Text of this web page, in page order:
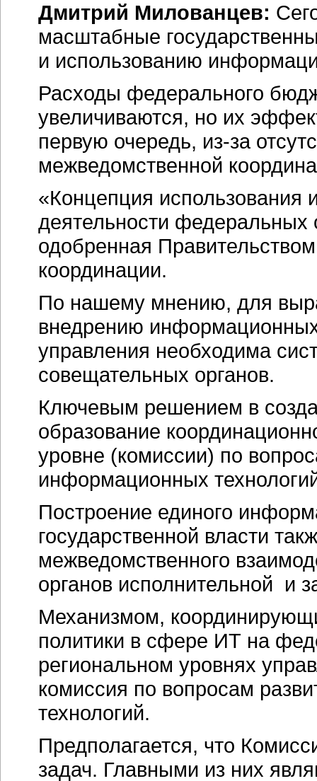
Дмитрий Милованцев:
масштабные
и использованию
Расходы федерального
увеличиваются, но их
первую очередь, из-за
межведомственной
«Концепция использования
деятельности федеральных
одобренная
координации.
По нашему мнению, для
внедрению
управления необходима
совещательных органов.
Ключевым решением в
образование
уровне (комиссии) по
информационных
Построение единого
государственной власти
межведомственного
органов исполнительной и
Механизмом,
политики в сфере ИТ на
региональном уровнях
комиссия по вопросам
технологий.
Предполагается, что
задач. Главными из них